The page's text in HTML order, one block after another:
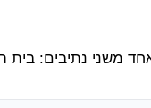
משני נתיבים: בית